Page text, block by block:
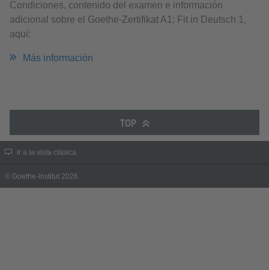
Condiciones, contenido del examen e información
adicional sobre el Goethe-Zertifikat A1: Fit in Deutsch 1,
aquí:
Más información
TOP
Ir a la vista clásica
© Goethe-Institut 2026